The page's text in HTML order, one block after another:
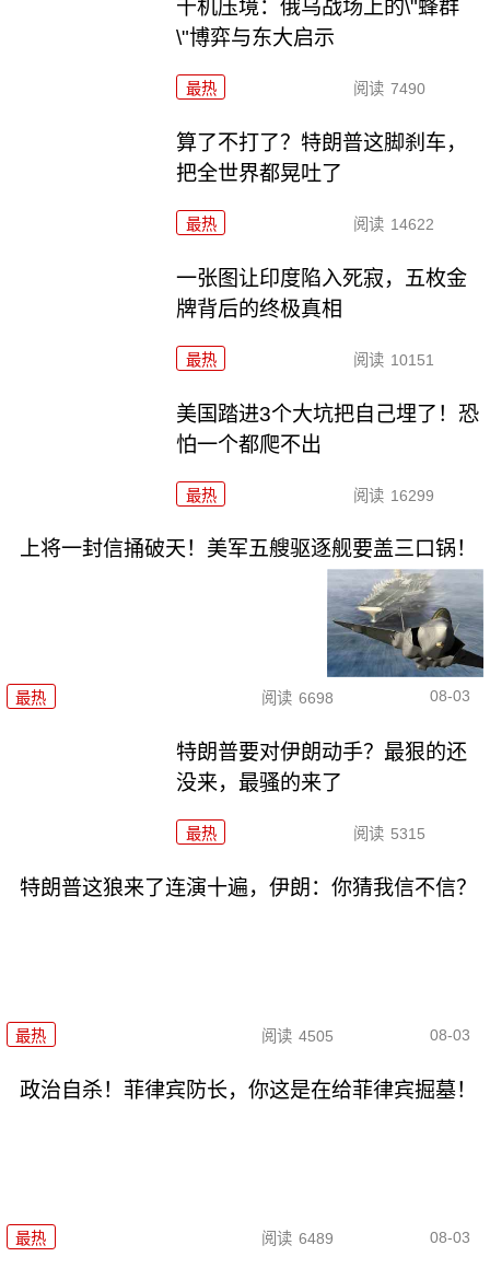
千机压境：俄乌战场上的\"蜂群
\"博弈与东大启示
最热 阅读 7490
算了不打了？特朗普这脚刹车，
把全世界都晃吐了
最热 阅读 14622
一张图让印度陷入死寂，五枚金
牌背后的终极真相
最热 阅读 10151
美国踏进3个大坑把自己埋了！恐
怕一个都爬不出
最热 阅读 16299
上将一封信捅破天！美军五艘驱逐舰要盖三口锅！
最热 阅读 6698 08-03
特朗普要对伊朗动手？最狠的还
没来，最骚的来了
最热 阅读 5315
特朗普这狼来了连演十遍，伊朗：你猜我信不信？
最热 阅读 4505 08-03
政治自杀！菲律宾防长，你这是在给菲律宾掘墓！
最热 阅读 6489 08-03